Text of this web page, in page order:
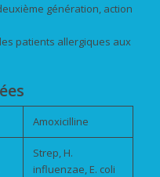
génération, action
patients allergiques aux
Amoxicilline
Strep, H.
influenzae, E. coli